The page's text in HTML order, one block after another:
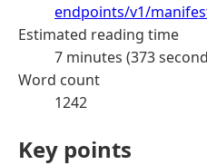
endpoints/v1/
Estimated reading time
7 minutes (373
Word count
1242
Key points